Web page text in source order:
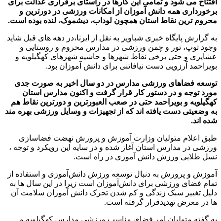
برخورداری همه دانش آموزان از امکانات ورزشی در دورترین و
محروم ترین نقاط استان همچون لوداب، دیشموک، لنده بوده است.
به گزارش پایگاه خبری شباویز به نقل از ایرنا،در دهه های قبل شاید
وجود توپ، تور و چمن ورزشی در مدارس محروم و روستایی و
عشایری و حتی برخی نقاط شهرها و حاشیه شهرهای کهگیلویه و
بویراحمد آرزویی دست نیافاتنی برای دانش آموزان بود.
توسعه فضاهای ورزشی مدارس در دو سال اخیر به صورت جدی
مورد توجه و در دستور کار قرار گرفت و اکنون مدارس استان
کهگیلویه و بویراحمد حتی در صعب العبورترین و دورترین نقاط هم
به وضعیتی دست یافته اند که از تجهیزات و وسایل ورزشی بهره مند
شده اند.
طبق اعلام متولیان وزارت آموزش و پرورش نهضت فضاسازی
ورزشی در مدارس استان آغاز شده و در سایه این رویکرد و توجه ،
نسل طلایی ورزش دانش آموزی در راه است.
آموزش و پرورش به دنبال توسعه ورزش دانش‌آموزی و استفاده از
تمام فضای ورزشی برای دانش‌آموزان است زیرا در این سال ها به
دلیل تغییر سبک زندگی و کم شدن تحرک دانش آموزان سلامت آن
ها در معرض تهدیدقرار گرفته است.
به گفته متولیان امر فضای مناسب ورزشی مدارس کهگیلویه و